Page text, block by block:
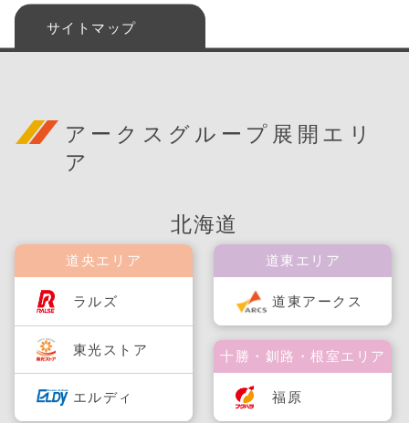
サイトマップ
アークスグループ展開エリ
ア
北海道
道央エリア
ラルズ
東光ストア
エルディ
道東エリア
道東アークス
十勝・釧路・根室エリア
福原